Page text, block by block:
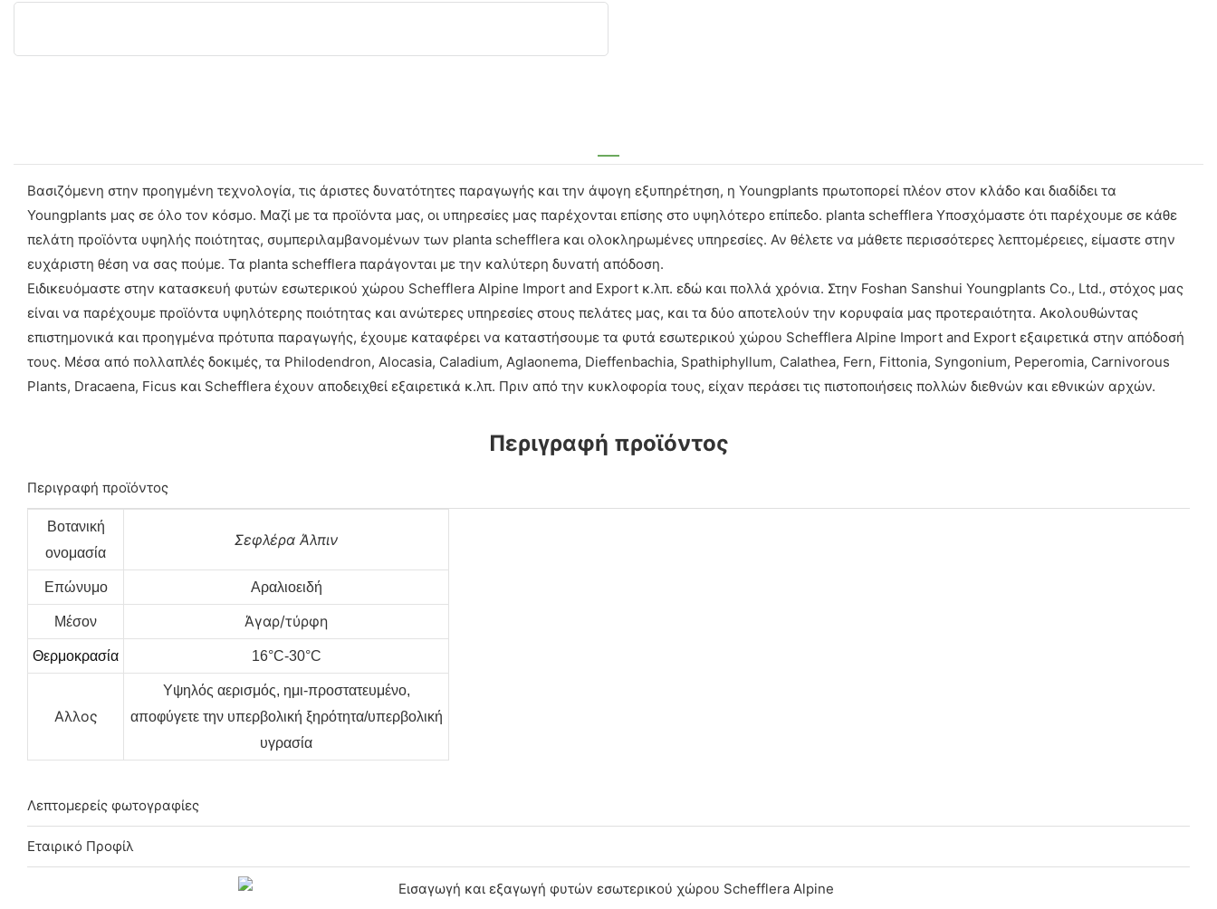
Βασιζόμενη στην προηγμένη τεχνολογία, τις άριστες δυνατότητες παραγωγής και την άψογη εξυπηρέτηση, η Youngplants πρωτοπορεί πλέον στον κλάδο και διαδίδει τα
Youngplants μας σε όλο τον κόσμο. Μαζί με τα προϊόντα μας, οι υπηρεσίες μας παρέχονται επίσης στο υψηλότερο επίπεδο. planta schefflera Υποσχόμαστε ότι παρέχουμε σε κάθε
πελάτη προϊόντα υψηλής ποιότητας, συμπεριλαμβανομένων των planta schefflera και ολοκληρωμένες υπηρεσίες. Αν θέλετε να μάθετε περισσότερες λεπτομέρειες, είμαστε στην
ευχάριστη θέση να σας πούμε. Τα planta schefflera παράγονται με την καλύτερη δυνατή απόδοση.
Ειδικευόμαστε στην κατασκευή φυτών εσωτερικού χώρου Schefflera Alpine Import and Export κ.λπ. εδώ και πολλά χρόνια. Στην Foshan Sanshui Youngplants Co., Ltd., στόχος μας
είναι να παρέχουμε προϊόντα υψηλότερης ποιότητας και ανώτερες υπηρεσίες στους πελάτες μας, και τα δύο αποτελούν την κορυφαία μας προτεραιότητα. Ακολουθώντας
επιστημονικά και προηγμένα πρότυπα παραγωγής, έχουμε καταφέρει να καταστήσουμε τα φυτά εσωτερικού χώρου Schefflera Alpine Import and Export εξαιρετικά στην απόδοσή
τους. Μέσα από πολλαπλές δοκιμές, τα Philodendron, Alocasia, Caladium, Aglaonema, Dieffenbachia, Spathiphyllum, Calathea, Fern, Fittonia, Syngonium, Peperomia, Carnivorous
Plants, Dracaena, Ficus και Schefflera έχουν αποδειχθεί εξαιρετικά κ.λπ. Πριν από την κυκλοφορία τους, είχαν περάσει τις πιστοποιήσεις πολλών διεθνών και εθνικών αρχών.
Περιγραφή προϊόντος
Περιγραφή προϊόντος
Βοτανική
ονομασία
Σεφλέρα Άλπιν
Επώνυμο Αραλιοειδή
Μέσον Άγαρ/τύρφη
Θερμοκρασία 16°C-30°C
Αλλος
Υψηλός αερισμός, ημι-προστατευμένο,
αποφύγετε την υπερβολική ξηρότητα/υπερβολική
υγρασία
Λεπτομερείς φωτογραφίες
Εταιρικό Προφίλ